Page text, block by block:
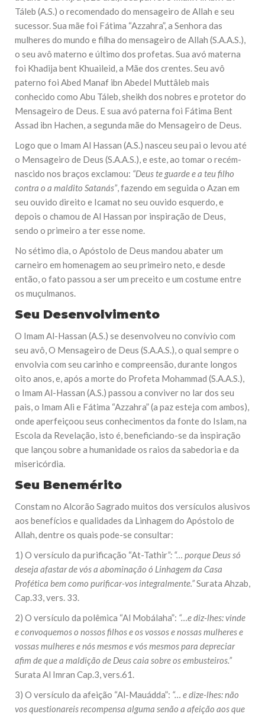
Táleb (A.S.) o recomendado do mensageiro de Allah e seu
sucessor. Sua mãe foi Fátima “Azzahra”, a Senhora das
mulheres do mundo e filha do mensageiro de Allah (S.A.A.S.),
o seu avô materno e último dos profetas. Sua avó materna
foi Khadija bent Khuaileid, a Mãe dos crentes. Seu avô
paterno foi Abed Manaf ibn Abedel Muttâleb mais
conhecido como Abu Táleb, sheikh dos nobres e protetor do
Mensageiro de Deus. E sua avó paterna foi Fátima Bent
Assad ibn Hachen, a segunda mãe do Mensageiro de Deus.
Logo que o Imam Al Hassan (A.S.) nasceu seu pai o levou até
o Mensageiro de Deus (S.A.A.S.), e este, ao tomar o recém-
nascido nos braços exclamou: “Deus te guarde e a teu filho
contra o a maldito Satanás”, fazendo em seguida o Azan em
seu ouvido direito e Icamat no seu ouvido esquerdo, e
depois o chamou de Al Hassan por inspiração de Deus,
sendo o primeiro a ter esse nome.
No sétimo dia, o Apóstolo de Deus mandou abater um
carneiro em homenagem ao seu primeiro neto, e desde
então, o fato passou a ser um preceito e um costume entre
os muçulmanos.
Seu Desenvolvimento
O Imam Al-Hassan (A.S.) se desenvolveu no convívio com
seu avô, O Mensageiro de Deus (S.A.A.S.), o qual sempre o
envolvia com seu carinho e compreensão, durante longos
oito anos, e, após a morte do Profeta Mohammad (S.A.A.S.),
o Imam Al-Hassan (A.S.) passou a conviver no lar dos seu
pais, o Imam Ali e Fátima “Azzahra” (a paz esteja com ambos),
onde aperfeiçoou seus conhecimentos da fonte do Islam, na
Escola da Revelação, isto é, beneficiando-se da inspiração
que lançou sobre a humanidade os raios da sabedoria e da
misericórdia.
Seu Benemérito
Constam no Alcorão Sagrado muitos dos versículos alusivos
aos benefícios e qualidades da Linhagem do Apóstolo de
Allah, dentre os quais pode-se consultar:
1) O versículo da purificação “At-Tathir”: “… porque Deus só
deseja afastar de vós a abominação ó Linhagem da Casa
Profética bem como purificar-vos integralmente.”Surata Ahzab,
Cap.33, vers. 33.
2) O versículo da polêmica “Al Mobálaha”: “…e diz-lhes: vinde
e convoquemos o nossos filhos e os vossos e nossas mulheres e
vossas mulheres e nós mesmos e vós mesmos para depreciar
afim de que a maldição de Deus caia sobre os embusteiros.”
Surata Al Imran Cap.3, vers.61.
3) O versículo da afeição “Al-Mauádda”: “… e dize-lhes: não
vos questionareis recompensa alguma senão a afeição aos que